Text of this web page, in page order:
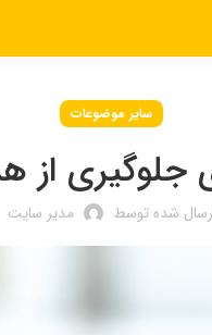
سایر موضوعات
از
شده توسط مدیر سایت